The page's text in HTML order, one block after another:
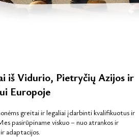
iš Vidurio, Pietryčių Azijos ir
Europoje
greitai ir legaliai įdarbinti kvalifikuotus ir
pasirūpiname viskuo – nuo atrankos ir
adaptacijos.